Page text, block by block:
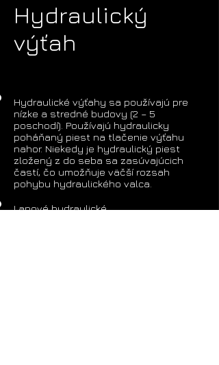
Hydraulický
výťah
Hydraulické výťahy sa používajú pre
nízke a stredné budovy (2 – 5
poschodí). Používajú hydraulicky
poháňaný piest na tlačenie výťahu
nahor. Niekedy je hydraulický piest
zložený z do seba sa zasúvajúcich
častí, čo umožňuje väčší rozsah
pohybu hydraulického valca.
Lanové hydraulické